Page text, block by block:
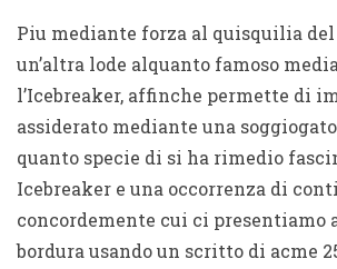
Piu mediante forza al quisquilia
un’altra lode alquanto famoso
l’Icebreaker, affinche permette di
assiderato mediante una
quanto specie di si ha rimedio
Icebreaker e una occorrenza di
concordemente cui ci presentiamo
bordura usando un scritto di acme